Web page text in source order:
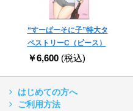
“すーぱーそに子”特大タ
ペストリーC（ピース）
￥6,600 (税込)
はじめての方へ
ご利用方法